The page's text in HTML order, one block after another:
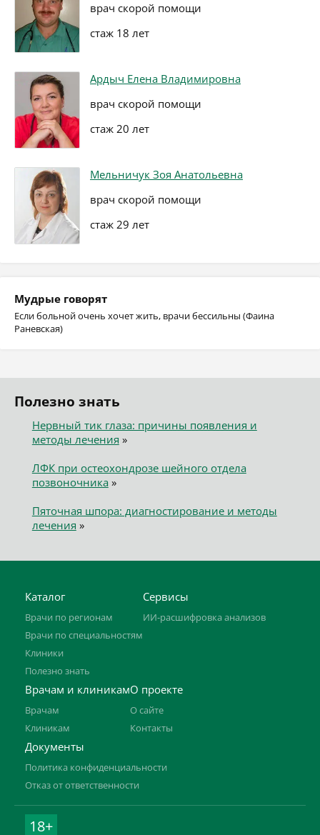
врач скорой помощи
стаж 18 лет
Ардыч Елена Владимировна
врач скорой помощи
стаж 20 лет
Мельничук Зоя Анатольевна
врач скорой помощи
стаж 29 лет
Мудрые говорят
Если больной очень хочет жить, врачи бессильны (Фаина
Раневская)
Полезно знать
Нервный тик глаза: причины появления и
методы лечения »
ЛФК при остеохондрозе шейного отдела
позвоночника»
Пяточная шпора: диагностирование и методы
лечения »
Каталог
Врачи по регионам
Врачи по специальностям
Клиники
Полезно знать
Сервисы
ИИ-расшифровка анализов
Врачам и клиникам
Врачам
Клиникам
О проекте
О сайте
Контакты
Документы
Политика конфиденциальности
Отказ от ответственности
18+